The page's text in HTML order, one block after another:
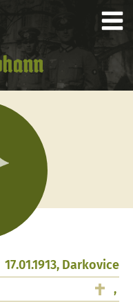
17.01.1913, Darkovice
,